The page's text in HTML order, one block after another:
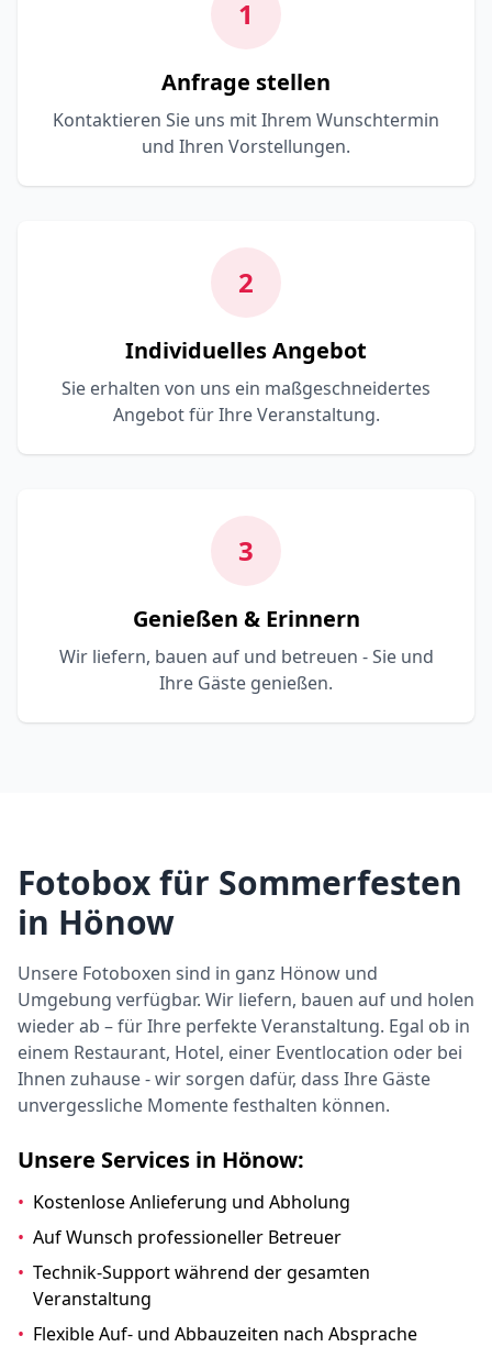
1
Anfrage stellen
Kontaktieren Sie uns mit Ihrem Wunschtermin
und Ihren Vorstellungen.
2
Individuelles Angebot
Sie erhalten von uns ein maßgeschneidertes
Angebot für Ihre Veranstaltung.
3
Genießen & Erinnern
Wir liefern, bauen auf und betreuen - Sie und
Ihre Gäste genießen.
Fotobox für Sommerfesten
in Hönow
Unsere Fotoboxen sind in ganz Hönow und
Umgebung verfügbar. Wir liefern, bauen auf und holen
wieder ab – für Ihre perfekte Veranstaltung. Egal ob in
einem Restaurant, Hotel, einer Eventlocation oder bei
Ihnen zuhause - wir sorgen dafür, dass Ihre Gäste
unvergessliche Momente festhalten können.
Unsere Services in Hönow:
• Kostenlose Anlieferung und Abholung
• Auf Wunsch professioneller Betreuer
• Technik-Support während der gesamten
Veranstaltung
• Flexible Auf- und Abbauzeiten nach Absprache